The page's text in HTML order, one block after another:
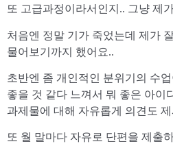
또 고급과정이라서인지.. 그냥 제
처음엔 정말 기가 죽었는데 제가
물어보기까지 했어요..
초반엔 좀 개인적인 분위기의 수
좋을 것 같다 느껴서 뭐 좋은 아이
과제물에 대해 자유롭게 의견도
또 월 말마다 자유로 단편을 제출